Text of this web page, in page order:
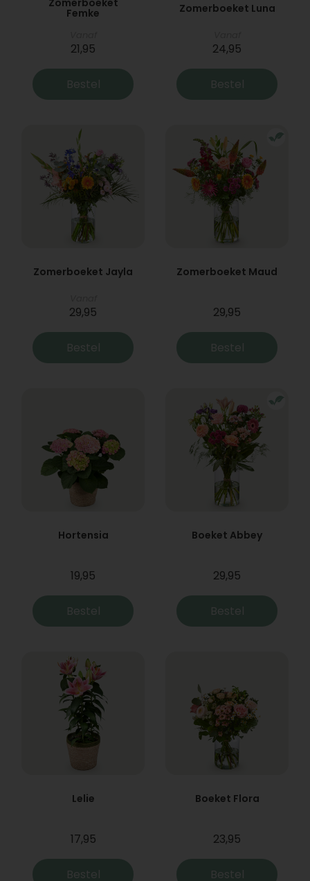
Zomerboeket
Femke
21,95
Bestel
Zomerboeket Luna
24,95
Bestel
Zomerboeket Jayla
29,95
Bestel
Zomerboeket Maud
29,95
Bestel
Hortensia
19,95
Bestel
Boeket Abbey
29,95
Bestel
Lelie
17,95
Bestel
Boeket Flora
23,95
Bestel